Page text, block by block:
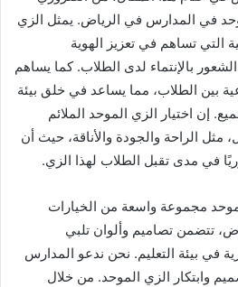
في المدارس في الرياض. يمثل الزي
التي تساهم في تعزيز الهوية
بالإنتماء لدى الطلاب. كما يساهم
بين الطلاب، مما يساعد في خلق بيئة
إن اختيار الزي الموحد الملائم
الراحة والجودة والأناقة، حيث أن
في مدى تقبل الطلاب لهذا الزي.
مجموعة واسعة من الخيارات
تتضمن تصاميم وألوان تلبي
في بيئة التعليم. نحن ندعو المدارس
وابتكار الزي الموحد. من خلال